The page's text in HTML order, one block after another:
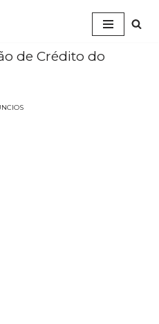
de Crédito do